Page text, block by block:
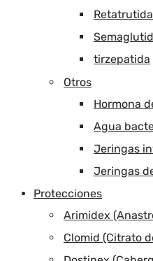
Retatrutida
tirzepatida
Otros
Hormona
Agua
Jeringas
Jeringas
Protecciones
Arimidex
Clomid (Citrato